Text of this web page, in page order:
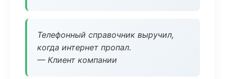
Телефонный справочник выручил,
когда интернет пропал.
— Клиент компании